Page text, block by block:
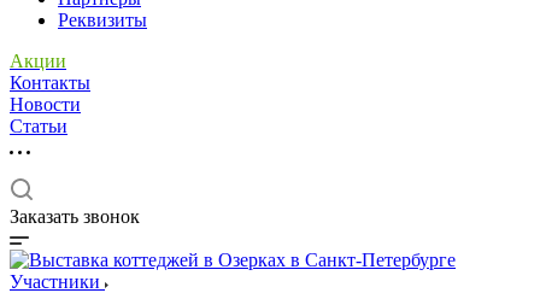
Реквизиты
Акции
Контакты
Новости
Статьи
Заказать звонок
Участники